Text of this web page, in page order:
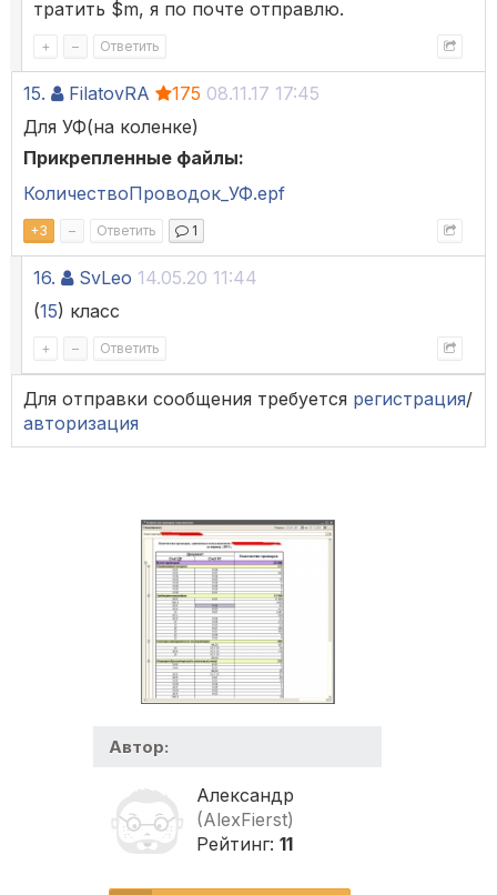
тратить $m, я по почте отправлю.
+ – Ответить
15. FilatovRA 175 08.11.17 17:45
Для УФ(на коленке)
Прикрепленные файлы:
КоличествоПроводок_УФ.epf
+3 – Ответить 1
16. SvLeo 14.05.20 11:44
(15) класс
+ – Ответить
Для отправки сообщения требуется регистрация/
авторизация
Автор:
Александр
(AlexFierst)
Рейтинг: 11